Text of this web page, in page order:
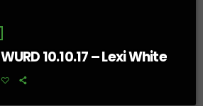
10.10.17 – Lexi White